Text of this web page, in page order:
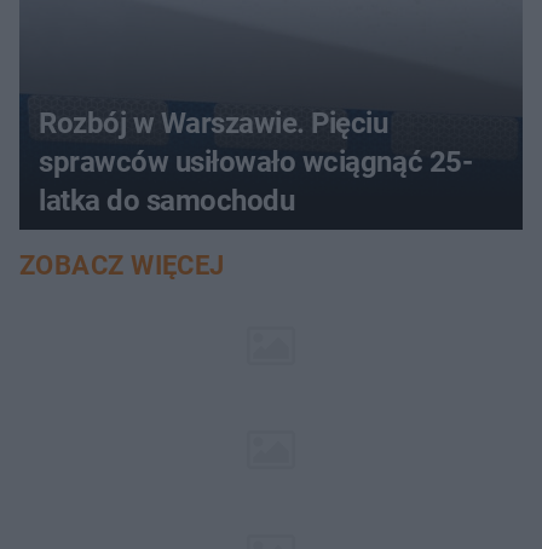
Rozbój w Warszawie. Pięciu
sprawców usiłowało wciągnąć 25-
latka do samochodu
ZOBACZ WIĘCEJ